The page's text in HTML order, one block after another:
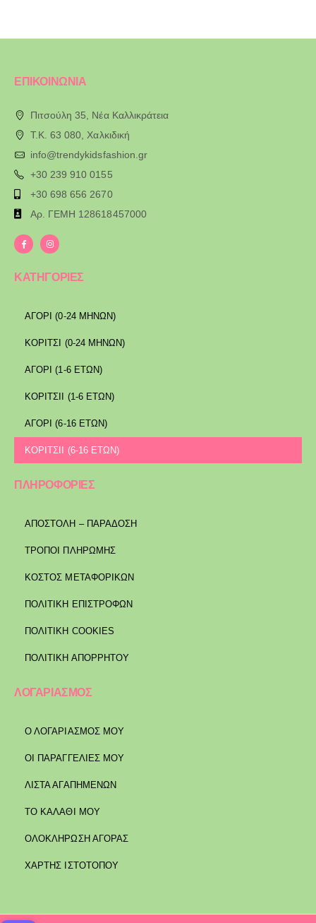
ΕΠΙΚΟΙΝΩΝΙΑ
Πιτσούλη 35, Νέα Καλλικράτεια
T.K. 63 080, Χαλκιδική
info@trendykidsfashion.gr
+30 239 910 0155
+30 698 656 2670
Αρ. ΓΕΜΗ 128618457000
ΚΑΤΗΓΟΡΙΕΣ
ΑΓΟΡΙ (0-24 ΜΗΝΩΝ)
ΚΟΡΙΤΣΙ (0-24 ΜΗΝΩΝ)
ΑΓΟΡΙ (1-6 ΕΤΩΝ)
ΚΟΡΙΤΣΙΙ (1-6 ΕΤΩΝ)
ΑΓΟΡΙ (6-16 ΕΤΩΝ)
ΚΟΡΙΤΣΙΙ (6-16 ΕΤΩΝ)
ΠΛΗΡΟΦΟΡΙΕΣ
ΑΠΟΣΤΟΛΉ – ΠΑΡΆΔΟΣΗ
ΤΡΌΠΟΙ ΠΛΗΡΩΜΉΣ
ΚΌΣΤΟΣ ΜΕΤΑΦΟΡΙΚΏΝ
ΠΟΛΙΤΙΚΉ ΕΠΙΣΤΡΟΦΏΝ
ΠΟΛΙΤΙΚΉ COOKIES
ΠΟΛΙΤΙΚΉ ΑΠΟΡΡΉΤΟΥ
ΛΟΓΑΡΙΑΣΜΟΣ
Ο ΛΟΓΑΡΙΑΣΜΟΣ ΜΟΥ
ΟΙ ΠΑΡΑΓΓΕΛΙΕΣ ΜΟΥ
ΛΙΣΤΑ ΑΓΑΠΗΜΕΝΩΝ
ΤΟ ΚΑΛΑΘΙ ΜΟΥ
ΟΛΟΚΛΗΡΩΣΗ ΑΓΟΡΑΣ
ΧΑΡΤΗΣ ΙΣΤΟΤΟΠΟΥ